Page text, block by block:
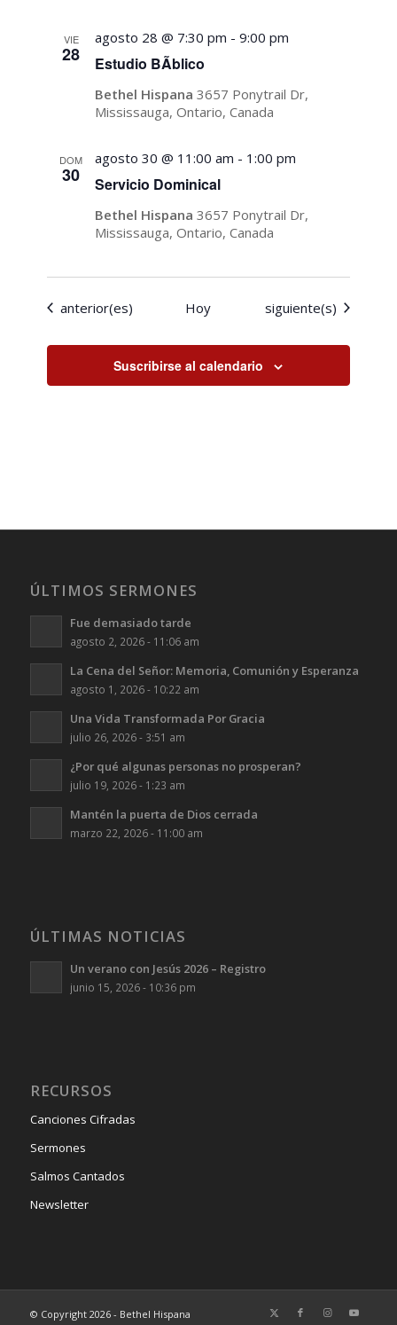
VIE
28 Estudio BÃ­blico
agosto 28 @ 7:30 pm -9:00 pm
Bethel Hispana3657 Ponytrail Dr,
Mississauga, Ontario, Canada
DOM
30 Servicio Dominical
agosto 30 @ 11:00 am - 1:00 pm
Bethel Hispana3657 Ponytrail Dr,
Mississauga, Ontario, Canada
Eventos
anterior(es) Hoy Eventos
siguiente(s)
Suscribirse al calendario
ÚLTIMOS SERMONES
Fue demasiado tarde
agosto 2, 2026 - 11:06 am
La Cena del Señor: Memoria, Comunión y Esperanza
agosto 1, 2026 - 10:22 am
Una Vida Transformada Por Gracia
julio 26, 2026 - 3:51 am
¿Por qué algunas personas no prosperan?
julio 19, 2026 - 1:23 am
Mantén la puerta de Dios cerrada
marzo 22, 2026 - 11:00 am
ÚLTIMAS NOTICIAS
Un verano con Jesús 2026 – Registro
junio 15, 2026 - 10:36 pm
RECURSOS
Canciones Cifradas
Sermones
Salmos Cantados
Newsletter
© Copyright 2026 - Bethel Hispana